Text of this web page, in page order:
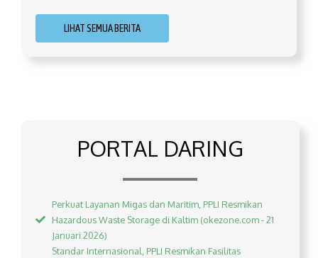
LIHAT SEMUA BERITA
PORTAL DARING
Perkuat Layanan Migas dan Maritim, PPLI Resmikan
Hazardous Waste Storage di Kaltim (okezone.com - 21
Januari 2026)
Standar Internasional, PPLI Resmikan Fasilitas